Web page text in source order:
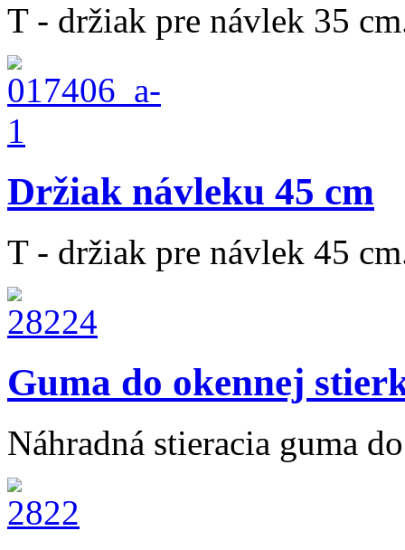
T - držiak pre návlek 35
Držiak návleku 45 cm
T - držiak pre návlek 45
Guma do okennej
Náhradná stieracia guma